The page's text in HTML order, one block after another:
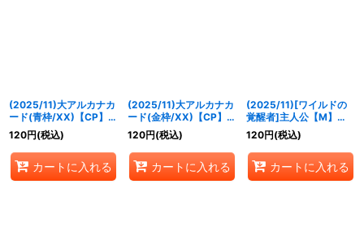
(2025/11)大アルカナカ
ード(青枠/XX)【CP】
{CB33-CP01}《青》
120円(税込)
カートに入れる
(2025/11)大アルカナカ
ード(金枠/XX)【CP】
{CB33-CP01}《青》
120円(税込)
カートに入れる
(2025/11)[ワイルドの
覚醒者]主人公【M】
{CB33-001}《多》
120円(税込)
カートに入れる